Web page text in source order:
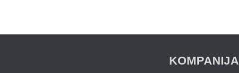
KOMPANIJA